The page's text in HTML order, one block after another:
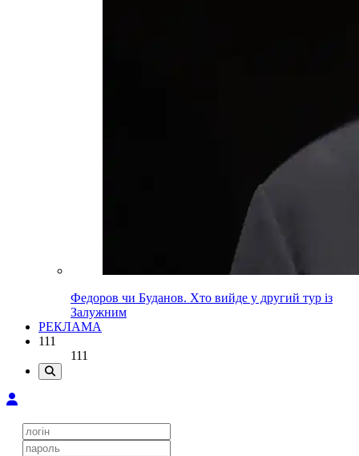
Федоров чи Буданов. Хто вийде у другий тур із
Залужним
РЕКЛАМА
111
111